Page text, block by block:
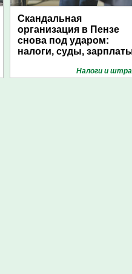
Скандальная
организация в Пензе
снова под ударом:
налоги, суды,
Налоги и